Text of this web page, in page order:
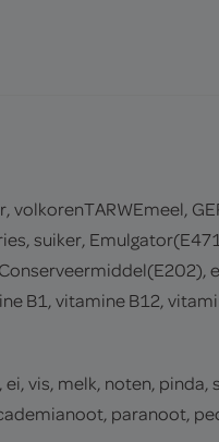
volkorenTARWEmeel,
suiker,
B1, vitamine B12,
vis, melk, noten,
paranoot,